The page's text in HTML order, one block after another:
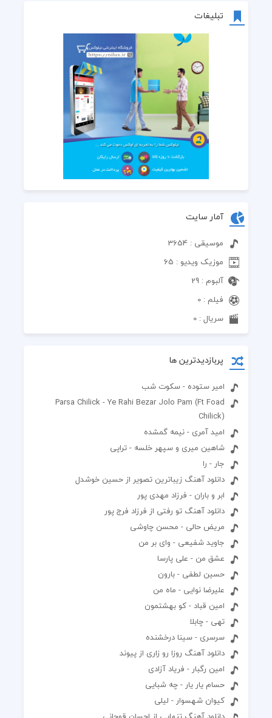
تبلیغات
آمار سایت
موسیقی : 3654
موزیک ویدیو : 65
آلبوم : 29
فیلم : 0
سریال : 0
پربازدیدترین ها
امیر ستوده - سکوت شب
Parsa Chilick - Ye Rahi Bezar Jolo Pam (Ft Foad
Chilick)
امید آمری - نیمه گمشده
شاهین میری و سپهر خلسه - تراپی
جار - را
دانلود آهنگ زیباترین تصویر از حسین خوشدل
ابر و باران - فرزاد مهدی پور
دانلود آهنگ تو رفتی از فرزاد فرج پور
مریض حالی - محسن چاوشی
جاوید شفیعی - وای بر من
عشق من - علی پارسا
حسین لطفی - بارون
علیرضا نوایی - ماه من
امین قباد - کو بهشتمون
تهی - چابلا
سرسری - سینا درخشنده
دانلود آهنگ روزا رو زاری از پیوند
امین رگبار - فریاد آزادی
حسام یار یار - چه شبایی
کیوان شهسوار - لیلی